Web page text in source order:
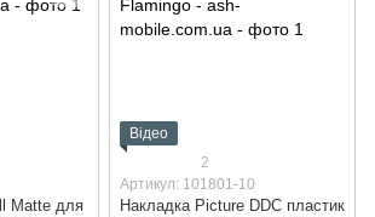
Matte для
Відео
2
Артикул: 101801-10
Накладка Picture DDC пластик